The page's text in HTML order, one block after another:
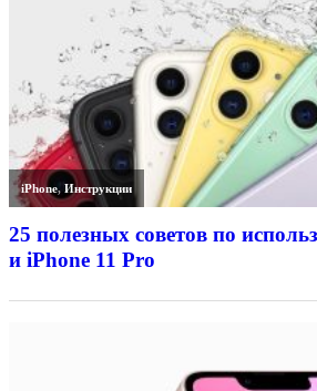
iPhone,Инструкции
25 полезных советов по
и iPhone 11 Pro